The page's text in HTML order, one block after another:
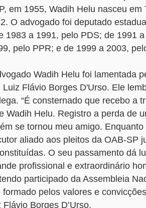
em 1955, Wadih Helu nasceu em
O advogado foi deputado
1983 a 1991, pelo PDS; de 1991
pelo PPR; e de 1999 a 2003,
Wadih Helu foi lamentada
Luiz Flávio Borges D'Urso. Ele
“É consternado que recebo a
Wadih Helu. Registro a perda de
se tornou meu amigo.
aliado aos pleitos da OAB-SP
O seu passamento dá
profissional e extraordinário
participado da Assembleia
pelos valores e
Borges D’Urso.